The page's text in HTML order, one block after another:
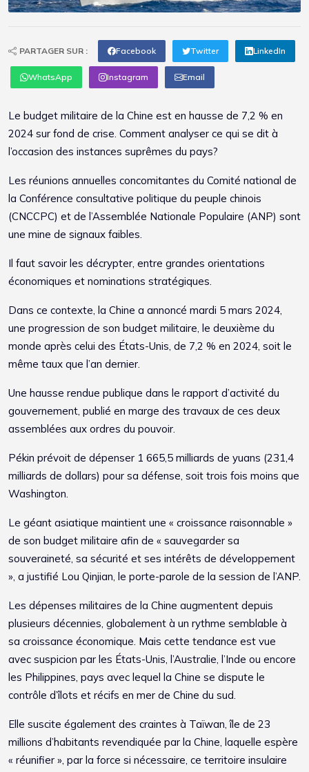
PARTAGER SUR : Facebook Twitter LinkedIn
WhatsApp Instagram Email
Le budget militaire de la Chine est en hausse de 7,2 % en
2024 sur fond de crise. Comment analyser ce qui se dit à
l’occasion des instances suprêmes du pays?
Les réunions annuelles concomitantes du Comité national de
la Conférence consultative politique du peuple chinois
(CNCCPC) et de l’Assemblée Nationale Populaire (ANP) sont
une mine de signaux faibles.
Il faut savoir les décrypter, entre grandes orientations
économiques et nominations stratégiques.
Dans ce contexte, la Chine a annoncé mardi 5 mars 2024,
une progression de son budget militaire, le deuxième du
monde après celui des États-Unis, de 7,2 % en 2024, soit le
même taux que l’an dernier.
Une hausse rendue publique dans le rapport d’activité du
gouvernement, publié en marge des travaux de ces deux
assemblées aux ordres du pouvoir.
Pékin prévoit de dépenser 1 665,5 milliards de yuans (231,4
milliards de dollars) pour sa défense, soit trois fois moins que
Washington.
Le géant asiatique maintient une « croissance raisonnable »
de son budget militaire afin de « sauvegarder sa
souveraineté, sa sécurité et ses intérêts de développement
», a justifié Lou Qinjian, le porte-parole de la session de l’ANP.
Les dépenses militaires de la Chine augmentent depuis
plusieurs décennies, globalement à un rythme semblable à
sa croissance économique. Mais cette tendance est vue
avec suspicion par les États-Unis, l’Australie, l’Inde ou encore
les Philippines, pays avec lequel la Chine se dispute le
contrôle d’îlots et récifs en mer de Chine du sud.
Elle suscite également des craintes à Taïwan, île de 23
millions d’habitants revendiquée par la Chine, laquelle espère
« réunifier », par la force si nécessaire, ce territoire insulaire